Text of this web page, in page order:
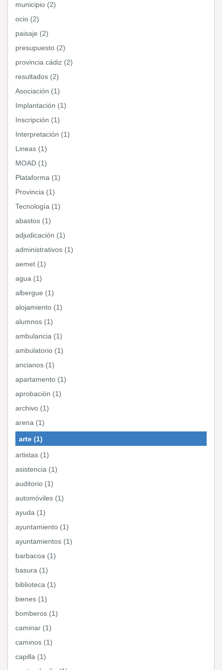
municipio (2)
ocio (2)
paisaje (2)
presupuesto (2)
provincia cádiz (2)
resultados (2)
Asociación (1)
Implantación (1)
Inscripción (1)
Interpretación (1)
Lineas (1)
MOAD (1)
Plataforma (1)
Provincia (1)
Tecnología (1)
abastos (1)
adjudicación (1)
administrativos (1)
aemet (1)
agua (1)
albergue (1)
alojamiento (1)
alumnos (1)
ambulancia (1)
ambulatorio (1)
ancianos (1)
apartamento (1)
aprobación (1)
archivo (1)
arena (1)
arte (1)
artistas (1)
asistencia (1)
auditorio (1)
automóviles (1)
ayuda (1)
ayuntamiento (1)
ayuntamientos (1)
barbacoa (1)
basura (1)
biblioteca (1)
bienes (1)
bomberos (1)
caminar (1)
caminos (1)
capilla (1)